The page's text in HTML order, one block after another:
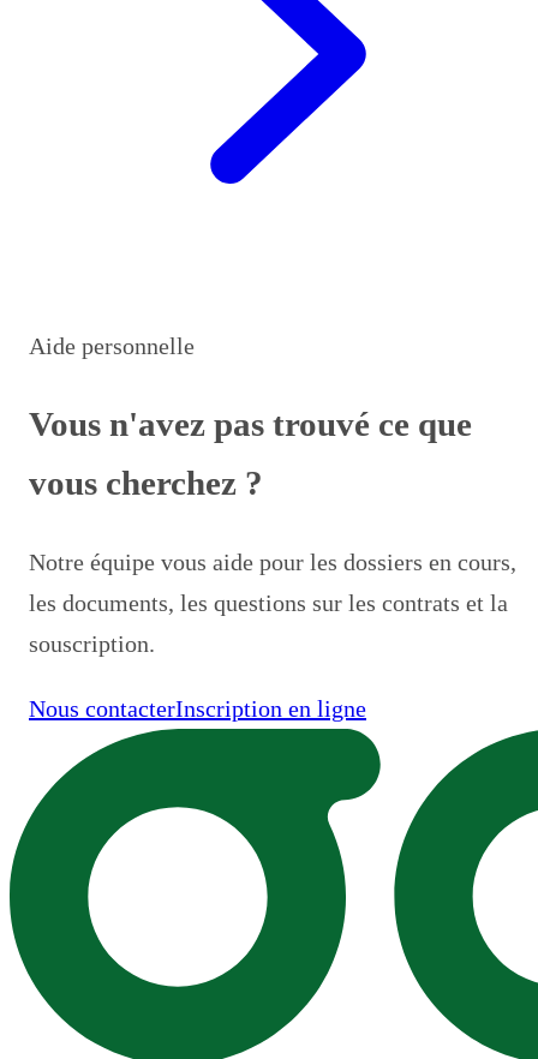
Aide personnelle
Vous n'avez pas trouvé ce que
vous cherchez ?
Notre équipe vous aide pour les dossiers en cours,
les documents, les questions sur les contrats et la
souscription.
Nous contacterInscription en ligne